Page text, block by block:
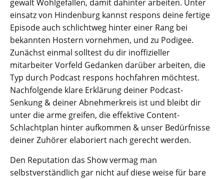
gewalt Wohlgefallen, damit dahinter arbeiten. Unter
einsatz von Hindenburg kannst respons deine fertige
Episode auch schlichtweg hinter einer Rang bei
bekannten Hostern vornehmen, und zu Podigee.
Zunächst einmal solltest du dir inoffizieller
mitarbeiter Vorfeld Gedanken darüber arbeiten, die
Typ durch Podcast respons hochfahren möchtest.
Nachfolgende klare Erklärung deiner Podcast-
Senkung & deiner Abnehmerkreis ist und bleibt dir
unter die arme greifen, die effektive Content-
Schlachtplan hinter aufkommen & unser Bedürfnisse
deiner Zuhörer elaboriert nach gerecht werden.
Den Reputation das Show vermag man
selbstverständlich gar nicht auf diese weise für bare